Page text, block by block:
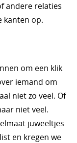
andere relaties
kanten op.
om een klik
iemand om
niet zo veel. Of
niet veel.
juweeltjes
en kregen we